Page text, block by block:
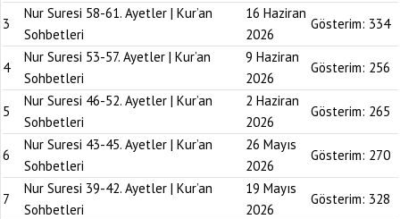
3
Nur Suresi 58-61. Ayetler | Kur’an
Sohbetleri
16 Haziran
2026
Gösterim: 334
4
Nur Suresi 53-57. Ayetler | Kur’an
Sohbetleri
9 Haziran
2026
Gösterim: 256
5
Nur Suresi 46-52. Ayetler | Kur’an
Sohbetleri
2 Haziran
2026
Gösterim: 265
6
Nur Suresi 43-45. Ayetler | Kur’an
Sohbetleri
26 Mayıs
2026
Gösterim: 270
7
Nur Suresi 39-42. Ayetler | Kur’an
Sohbetleri
19 Mayıs
2026
Gösterim: 328